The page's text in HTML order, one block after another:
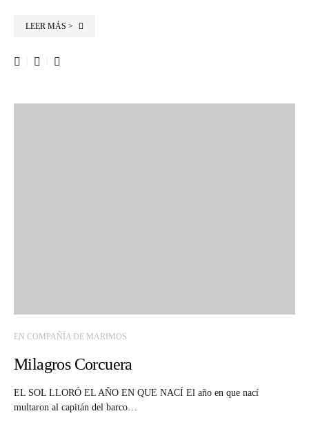
LEER MÁS >
EN COMPAÑÍA DE MARIMOS
Milagros Corcuera
EL SOL LLORÓ EL AÑO EN QUE NACÍ El año en que nací
multaron al capitán del barco…